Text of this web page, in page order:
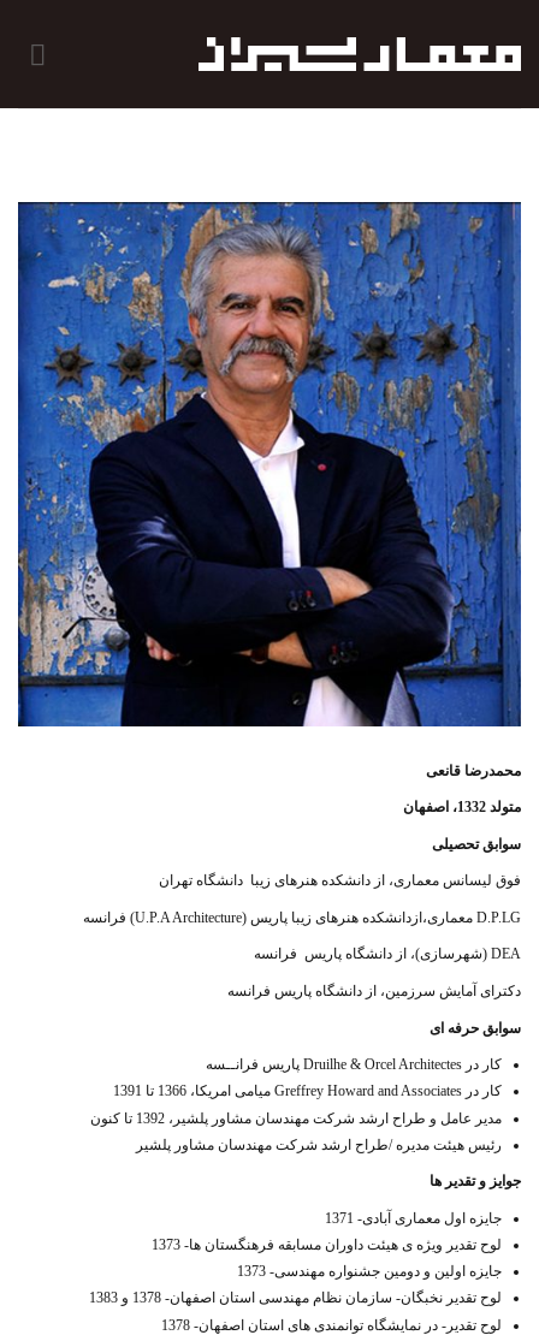
محتوا
محمدرضا قانعی
متولد 1332، اصفهان
سوابق تحصیلی
فوق لیسانس معماری، از دانشکده هنرهای زیبا دانشگاه تهران
D.P.LG معماری،ازدانشکده هنرهای زیبا پاریس (U.P.A Architecture) فرانسه
DEA (شهرسازی)، از دانشگاه پاریس فرانسه
دکترای آمایش سرزمین، از دانشگاه پاریس فرانسه
سوابق حرفه ای
کار در Druilhe & Orcel Architectes پاریس فرانــسه
کار در Greffrey Howard and Associates میامی امریکا، 1366 تا 1391
مدیر عامل و طراح ارشد شرکت مهندسان مشاور پلشیر، 1392 تا کنون
رئیس هیئت مدیره /طراح ارشد شرکت مهندسان مشاور پلشیر
جوایز و تقدیر ها
جایزه اول معماری آبادی- 1371
لوح تقدیر ویژه ی هیئت داوران مسابقه فرهنگستان ها- 1373
جایزه اولین و دومین جشنواره مهندسی- 1373
لوح تقدیر نخبگان- سازمان نظام مهندسی استان اصفهان- 1378 و 1383
لوح تقدیر- در نمایشگاه توانمندی های استان اصفهان- 1378